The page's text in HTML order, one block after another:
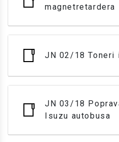
magnetretardera
JN 02/18 Toneri
JN 03/18
Isuzu autobusa